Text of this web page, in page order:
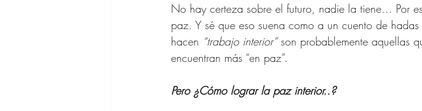
No hay certeza sobre el futuro, nadie la tiene… Por
paz. Y sé que eso suena como a un cuento de
hacen “trabajo interior” son probablemente aquellas
encuentran más “en paz”.
Pero ¿Cómo lograr la paz interior..?